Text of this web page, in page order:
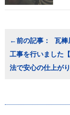
ナ
ビ
瓦棒
工事を行いました
法で安心の仕上がり